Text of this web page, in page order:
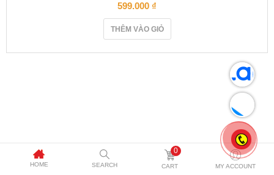
599.000 ₫
THÊM VÀO GIỎ
HOME SEARCH
0
CART MY ACCOUNT